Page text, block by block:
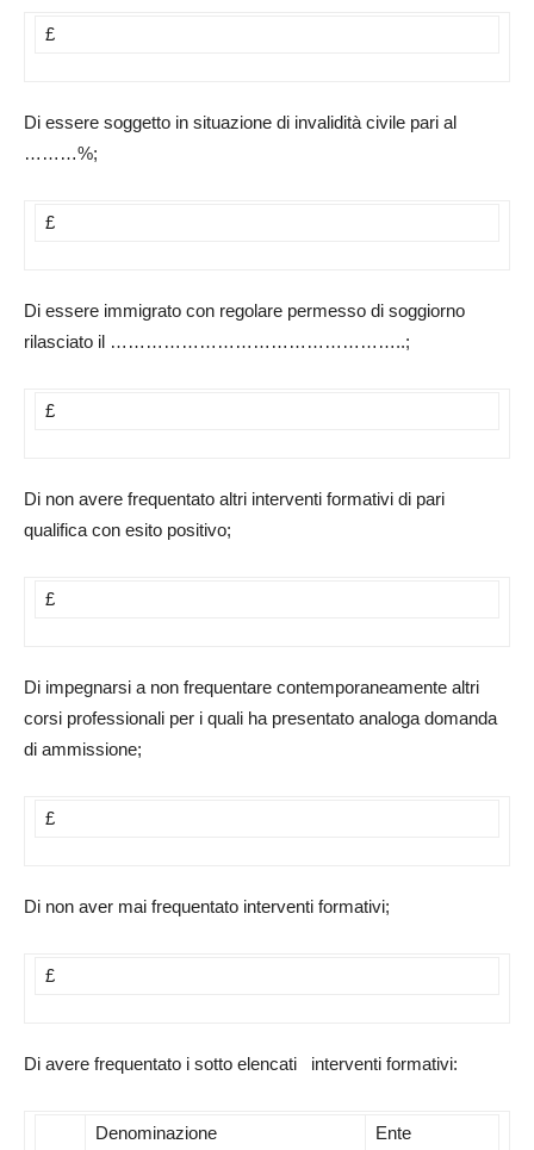
£
Di essere soggetto in situazione di invalidità civile pari al
………%;
£
Di essere immigrato con regolare permesso di soggiorno
rilasciato il …………………………………………..;
£
Di non avere frequentato altri interventi formativi di pari
qualifica con esito positivo;
£
Di impegnarsi a non frequentare contemporaneamente altri
corsi professionali per i quali ha presentato analoga domanda
di ammissione;
£
Di non aver mai frequentato interventi formativi;
£
Di avere frequentato i sotto elencati interventi formativi:
Denominazione
Ente